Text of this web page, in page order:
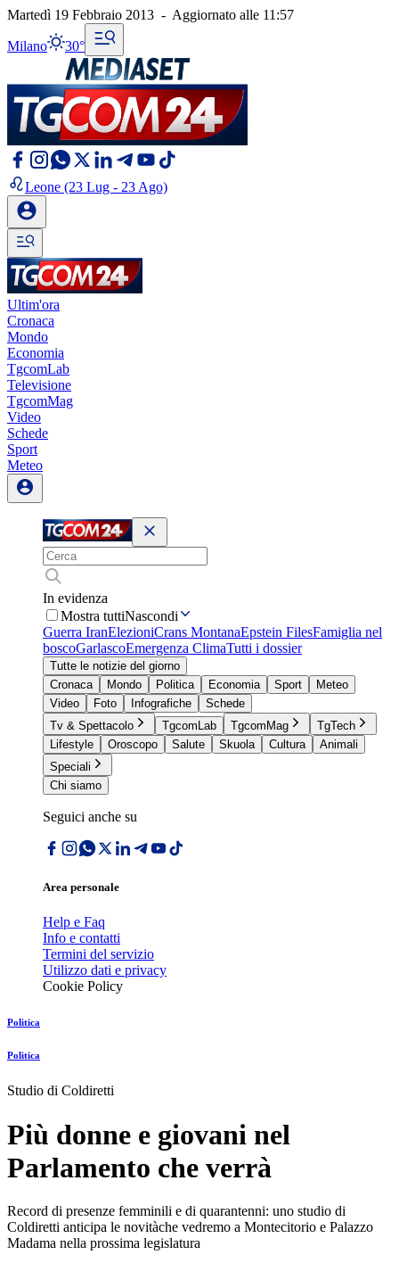
Martedì 19 Febbraio 2013 - Aggiornato alle 11:57
Milano 30°
Leone (23 Lug - 23 Ago)
Ultim'ora
Cronaca
Mondo
Economia
TgcomLab
Televisione
TgcomMag
Video
Schede
Sport
Meteo
In evidenza
Mostra tuttiNascondi
Guerra IranElezioniCrans MontanaEpstein FilesFamiglia nel
boscoGarlascoEmergenza ClimaTutti i dossier
Tutte le notizie del giorno
Cronaca
Mondo Politica Economia Sport
Meteo
Video
Foto Infografiche
Schede
Tv & Spettacolo
TgcomLab TgcomMag
TgTech
Lifestyle
Oroscopo Salute Skuola Cultura
Animali
Speciali
Chi siamo
Seguici anche su
Area personale
Help e Faq
Info e contatti
Termini del servizio
Utilizzo dati e privacy
Cookie Policy
Politica
Politica
Studio di Coldiretti
Più donne e giovani nel
Parlamento che verrà
Record di presenze femminili e di quarantenni: uno studio di
Coldiretti anticipa le novitàche vedremo a Montecitorio e Palazzo
Madama nella prossima legislatura